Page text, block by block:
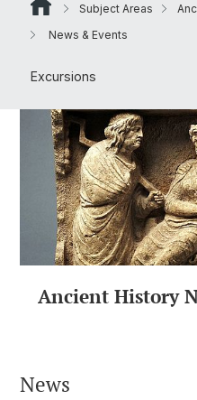
Subject Areas
News & Events
Excursions
Ancient History
News